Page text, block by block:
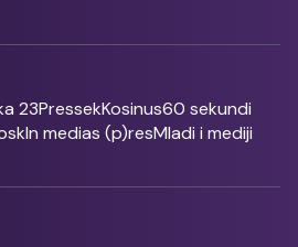
23PressekKosinus60 sekundi
In medias (p)resMladi i mediji